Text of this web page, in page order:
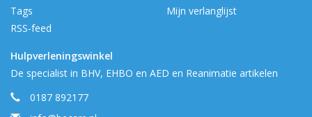
Tags
RSS-feed
Mijn verlanglijst
Hulpverleningswinkel
De specialist in BHV, EHBO en AED en Reanimatie artikelen
0187 892177